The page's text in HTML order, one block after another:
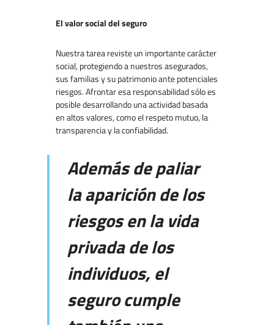
El valor social del seguro
Nuestra tarea reviste un importante carácter
social, protegiendo a nuestros asegurados,
sus familias y su patrimonio ante potenciales
riesgos. Afrontar esa responsabilidad sólo es
posible desarrollando una actividad basada
en altos valores, como el respeto mutuo, la
transparencia y la confiabilidad.
Además de paliar
la aparición de los
riesgos en la vida
privada de los
individuos, el
seguro cumple